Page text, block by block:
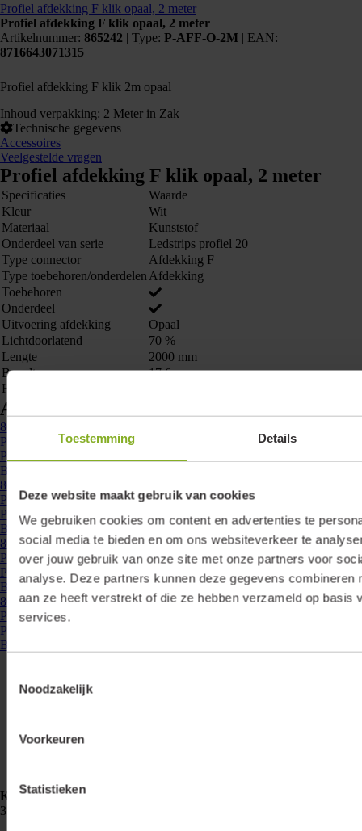
Toestemming Details
Deze website maakt gebruik van cookies
We gebruiken cookies om content en advertenties te
social media te bieden en om ons websiteverkeer te
over jouw gebruik van onze site met onze partners voor
analyse. Deze partners kunnen deze gegevens combineren
aan ze heeft verstrekt of die ze hebben verzameld op basis
services.
Noodzakelijk
Voorkeuren
Statistieken
Profiel afdekking F klik opaal, 2 meter
Profiel afdekking F klik opaal, 2 meter
Artikelnummer: 865242 | Type: P-AFF-O-2M | EAN:
8716643071315
Profiel afdekking F klik 2m opaal
Inhoud verpakking: 2 Meter in Zak
Technische gegevens
Accessoires
Veelgestelde vragen
Profiel afdekking F klik opaal, 2 meter
Specificaties
Waarde
Kleur
Wit
Materiaal
Kunststof
Onderdeel van serie
Ledstrips profiel 20
Type connector
Afdekking F
Type toebehoren/onderdelen Afdekking
Toebehoren
Onderdeel
Uitvoering afdekking
Opaal
Lichtdoorlatend
70 %
Lengte
2000 mm
Breedte
17.6 mm
Hoogte
Accessoires & opties
865122
Profiel 20, opbouw, grijs, 2 meter
Profiel 20 opbouw 2 meter grijs ...
Bekijken
865135
Profiel 20, opbouw, zwart, 2 meter
Profiel 20 opbouw 2 meter zwart ...
Bekijken
865129- P20-OP-W-2M
Profiel 20, opbouw, wit, 2 meter
Profiel 20 opbouw 2 meter wit ...
Bekijken
865254- P-CLY-INX
Profiel montage clip Y, inox
Profiel montage clip Y inox ...
Bekijken
Klemko Techniek B.V.
3763 LB Soest